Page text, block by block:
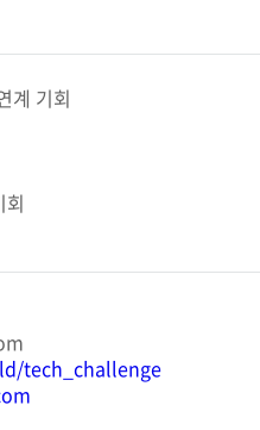
계 기회
tech_challenge